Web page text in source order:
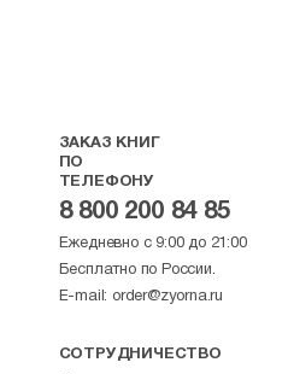
ЗАКАЗ КНИГ
ПО
ТЕЛЕФОНУ
8 800 200 84 85
Ежедневно с 9:00 до 21:00
Бесплатно по России.
E-mail: order@zyorna.ru
СОТРУДНИЧЕСТВО